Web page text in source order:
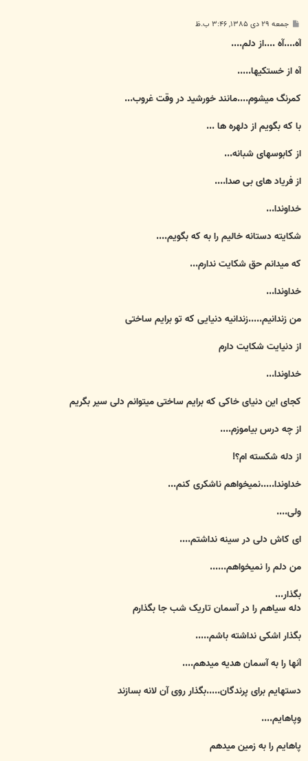
پ
ت
جمعه ۲۹ دی ۱۳۸۵, ۳:۴۶ ب.ظ
آه....آه ....از دلم....
آه از خستکیها.....
کمرنگ میشوم....مانند خورشید در وقت غروب...
با که بگویم از دلهره ها ...
از کابوسهای شبانه...
از فریاد های بی صدا....
خداوندا...
شکایته دستانه خالیم را به که بگویم....
که میدانم حق شکایت ندارم...
خداوندا...
من زندانیم.....زندانیه دنیایی که تو برایم ساختی
از دنیایت شکایت دارم
خداوندا...
کجای این دنیای خاکی که برایم ساختی میتوانم دلی سیر بگریم
از چه درس بیاموزم....
از دله شکسته ام؟!
خداوندا.....نمیخواهم ناشکری کنم...
ولی....
ای کاش دلی در سینه نداشتم....
من دلم را نمیخواهم......
بگذار...
دله سیاهم را در آسمان تاریک شب جا بگذارم
بگذار اشکی نداشته باشم.....
آنها را به آسمان هدیه میدهم....
دستهایم برای پرندگان.....بگذار روی آن لانه بسازند
وپاهایم....
پاهایم را به زمین میدهم